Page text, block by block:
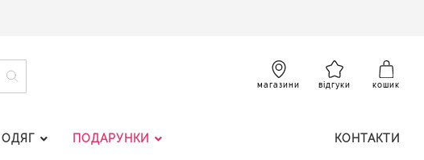
ПОШУК
магазини відгуки кошик
ОДЯГ ПОДАРУНКИ КОНТАКТИ